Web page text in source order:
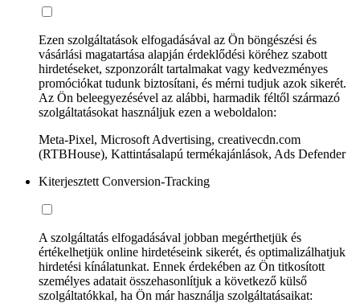
Ezen szolgáltatások elfogadásával az Ön böngészési és
vásárlási magatartása alapján érdeklődési köréhez szabott
hirdetéseket, szponzorált tartalmakat vagy kedvezményes
promóciókat tudunk biztosítani, és mérni tudjuk azok sikerét.
Az Ön beleegyezésével az alábbi, harmadik féltől származó
szolgáltatásokat használjuk ezen a weboldalon:
Meta-Pixel, Microsoft Advertising, creativecdn.com
(RTBHouse), Kattintásalapú termékajánlások, Ads Defender
Kiterjesztett Conversion-Tracking
A szolgáltatás elfogadásával jobban megérthetjük és
értékelhetjük online hirdetéseink sikerét, és optimalizálhatjuk
hirdetési kínálatunkat. Ennek érdekében az Ön titkosított
személyes adatait összehasonlítjuk a következő külső
szolgáltatókkal, ha Ön már használja szolgáltatásaikat: